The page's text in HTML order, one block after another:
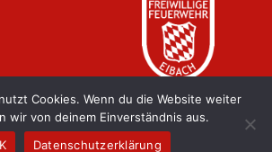
Cookies. Wenn du die Website weiter
wir von deinem Einverständnis aus.
Datenschutzerklärung